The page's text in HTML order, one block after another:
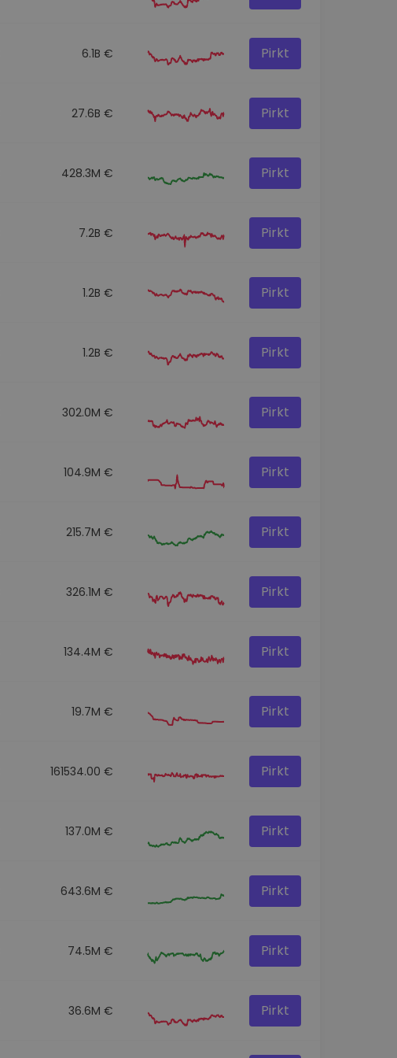
6.1B € Pirkt
27.6B € Pirkt
428.3M € Pirkt
7.2B € Pirkt
1.2B € Pirkt
1.2B € Pirkt
302.0M € Pirkt
104.9M € Pirkt
215.7M € Pirkt
326.1M € Pirkt
134.4M € Pirkt
19.7M € Pirkt
161534.00 € Pirkt
137.0M € Pirkt
643.6M € Pirkt
74.5M € Pirkt
36.6M € Pirkt